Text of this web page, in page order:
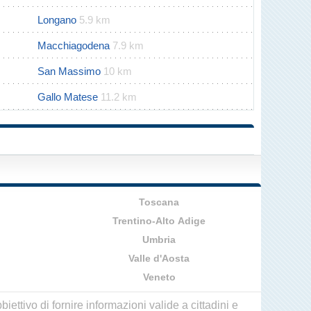
Longano 5.9 km
Macchiagodena 7.9 km
San Massimo 10 km
Gallo Matese 11.2 km
Toscana
Trentino-Alto Adige
Umbria
Valle d'Aosta
Veneto
di fornire informazioni valide a cittadini e